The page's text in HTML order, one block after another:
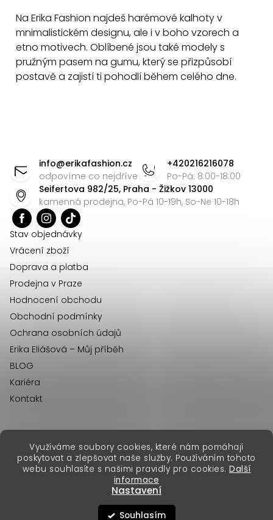
Využíváme soubory cookies, které nám pomáhají
poskytovat a zlepšovat naše služby. Používáním tohoto
webu souhlasíte s našimi pravidly pro cookies. Další
informace
Nastavení
Souhlasím
k
y
v
ý
p
Na Erika Fashion najdeš harémové kalhotyv
mnimalistickém designu, ale i v boho vzorech a
etno motivech. Oblíbené jsou také modely s
pružným pasem na gumu, který se přizpůsobí
postavě a zajistí ti pohodlí během celého dne.
info@erikafashion.cz
odpovíme co nejdříve
+420216216078
Po-Pá: 8:00-18:00
Seifertova 982/25, Praha - Žižkov 13000
kamenná prodejna, Po-Pá 10-19h, So-Ne 10-18h
Stav objednávky
Vrácení zboží
Doprava a platba
Prodejna v Praze
Hodnocení obchodu
Obchodní podmínky
Ochrana osobních údajů
Erika Eliášová – Můj příběh
BLOG
Kariéra
Kontakt
Vytvořil Shoptet Premium
Copyright 2026Erika Fashion. Všechna práva vyhrazena.
erikafashion.sk